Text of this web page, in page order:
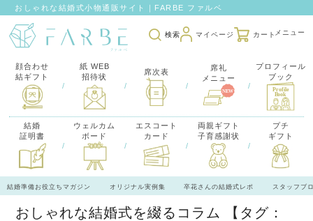
おしゃれな結婚式小物通販サイト｜FARBE ファルベ
検索 マイページ カート
顔合わせ
結ギフト
/
紙 WEB
招待状
/
席次表
/
席礼
メニュー
/
プロフィール
ブック
結婚
証明書
/
ウェルカム
ボード
/
エスコート
カード
/
両親ギフト
子育感謝状
/
プチ
ギフト
結婚準備お役立ちマガジン オリジナル実例集 卒花さんの結婚式レポ スタッフブ
おしゃれな結婚式を綴るコラム
【タグ：